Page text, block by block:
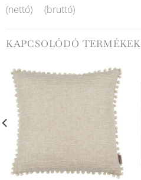
(nettó) (bruttó)
KAPCSOLÓDÓ TERMÉKEK